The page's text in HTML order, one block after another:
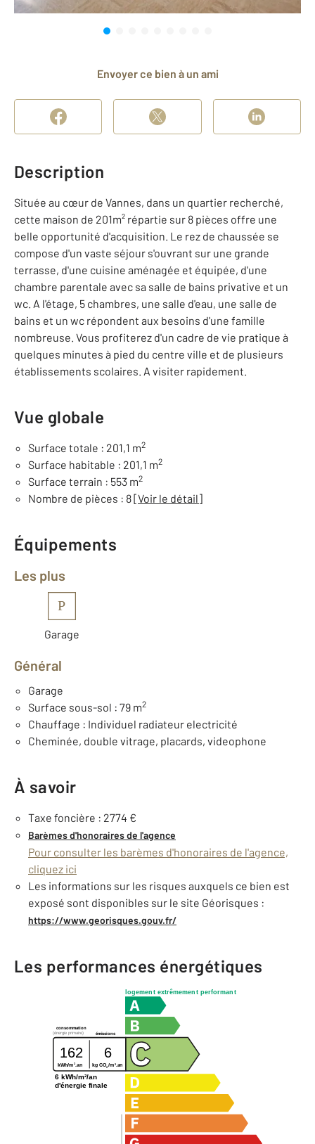
Envoyer ce bien à un ami
Description
Située au cœur de Vannes, dans un quartier recherché,
cette maison de 201m² répartie sur 8 pièces offre une
belle opportunité d'acquisition. Le rez de chaussée se
compose d'un vaste séjour s'ouvrant sur une grande
terrasse, d'une cuisine aménagée et équipée, d'une
chambre parentale avec sa salle de bains privative et un
wc. A l'étage, 5 chambres, une salle d'eau, une salle de
bains et un wc répondent aux besoins d'une famille
nombreuse. Vous profiterez d'un cadre de vie pratique à
quelques minutes à pied du centre ville et de plusieurs
établissements scolaires. A visiter rapidement.
Vue globale
Surface totale : 201,1 m2
Surface habitable : 201,1 m2
Surface terrain : 553 m2
Nombre de pièces : 8[Voir le détail]
Équipements
Les plus
P
Garage
Général
Garage
Surface sous-sol : 79 m2
Chauffage : Individuel radiateur electricité
Cheminée, double vitrage, placards, videophone
À savoir
Taxe foncière : 2774 €
Barèmes d'honoraires de l'agence
Pour consulter les barèmes d'honoraires de l'agence,
cliquez ici
Les informations sur les risques auxquels ce bien est
exposé sont disponibles sur le site Géorisques :
https://www.georisques.gouv.fr/
Les performances énergétiques
logement extrêmement performant
consommation
émissions
(énergie primaire)
162 6
kWh/m 2 .an kg CO2/m2.an
6 kWh/m²/an
d'énergie finale